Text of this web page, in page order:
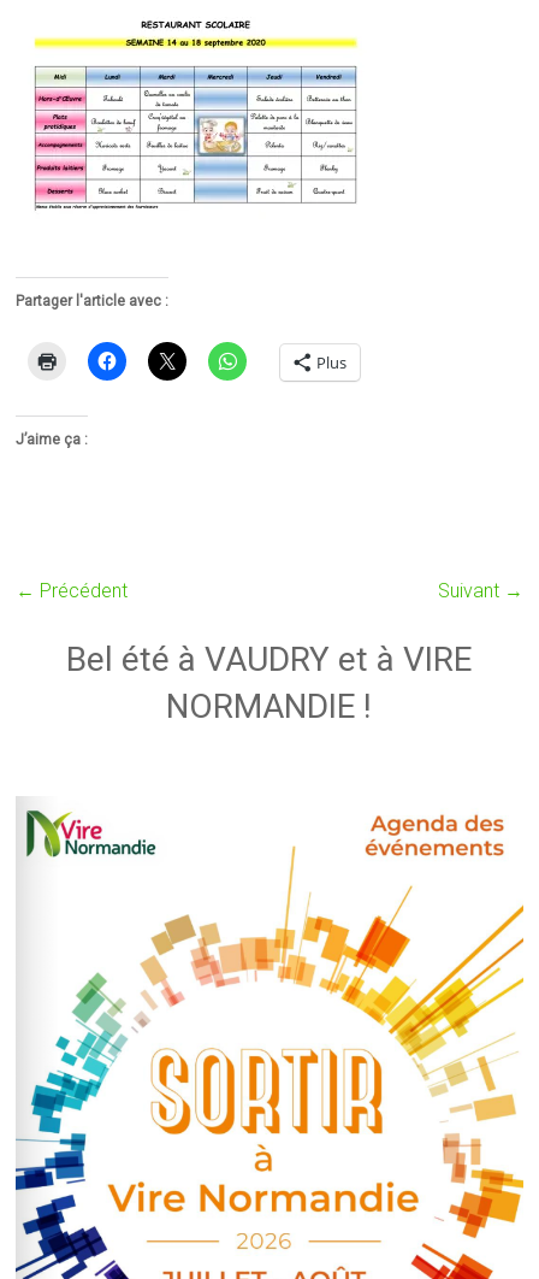
Partager l'article avec :
Plus
J’aime ça :
← Précédent Suivant →
Bel été à VAUDRY et à VIRE
NORMANDIE !